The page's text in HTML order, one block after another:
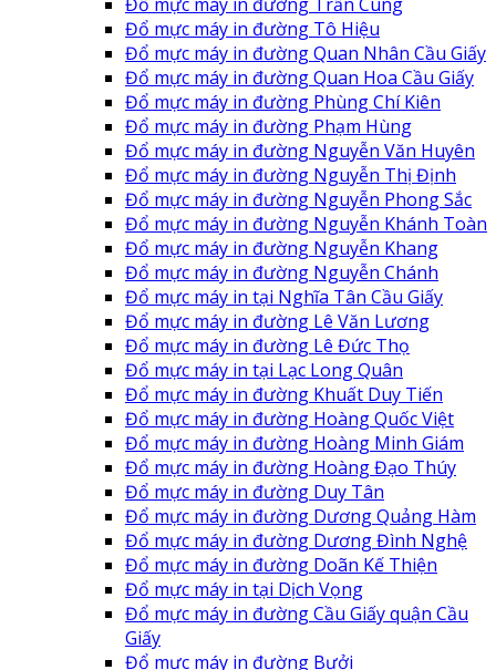
Đổ mực máy in đường Tô Hiệu
Đổ mực máy in đường Quan Nhân Cầu Giấy
Đổ mực máy in đường Quan Hoa Cầu Giấy
Đổ mực máy in đường Phùng Chí Kiên
Đổ mực máy in đường Phạm Hùng
Đổ mực máy in đường Nguyễn Văn Huyên
Đổ mực máy in đường Nguyễn Thị Định
Đổ mực máy in đường Nguyễn Phong Sắc
Đổ mực máy in đường Nguyễn Khánh Toàn
Đổ mực máy in đường Nguyễn Khang
Đổ mực máy in đường Nguyễn Chánh
Đổ mực máy in tại Nghĩa Tân Cầu Giấy
Đổ mực máy in đường Lê Văn Lương
Đổ mực máy in đường Lê Đức Thọ
Đổ mực máy in tại Lạc Long Quân
Đổ mực máy in đường Khuất Duy Tiến
Đổ mực máy in đường Hoàng Quốc Việt
Đổ mực máy in đường Hoàng Minh Giám
Đổ mực máy in đường Hoàng Đạo Thúy
Đổ mực máy in đường Duy Tân
Đổ mực máy in đường Dương Quảng Hàm
Đổ mực máy in đường Dương Đình Nghệ
Đổ mực máy in đường Doãn Kế Thiện
Đổ mực máy in tại Dịch Vọng
Đổ mực máy in đường Cầu Giấy quận Cầu
Giấy
Đổ mực máy in đường Bưởi